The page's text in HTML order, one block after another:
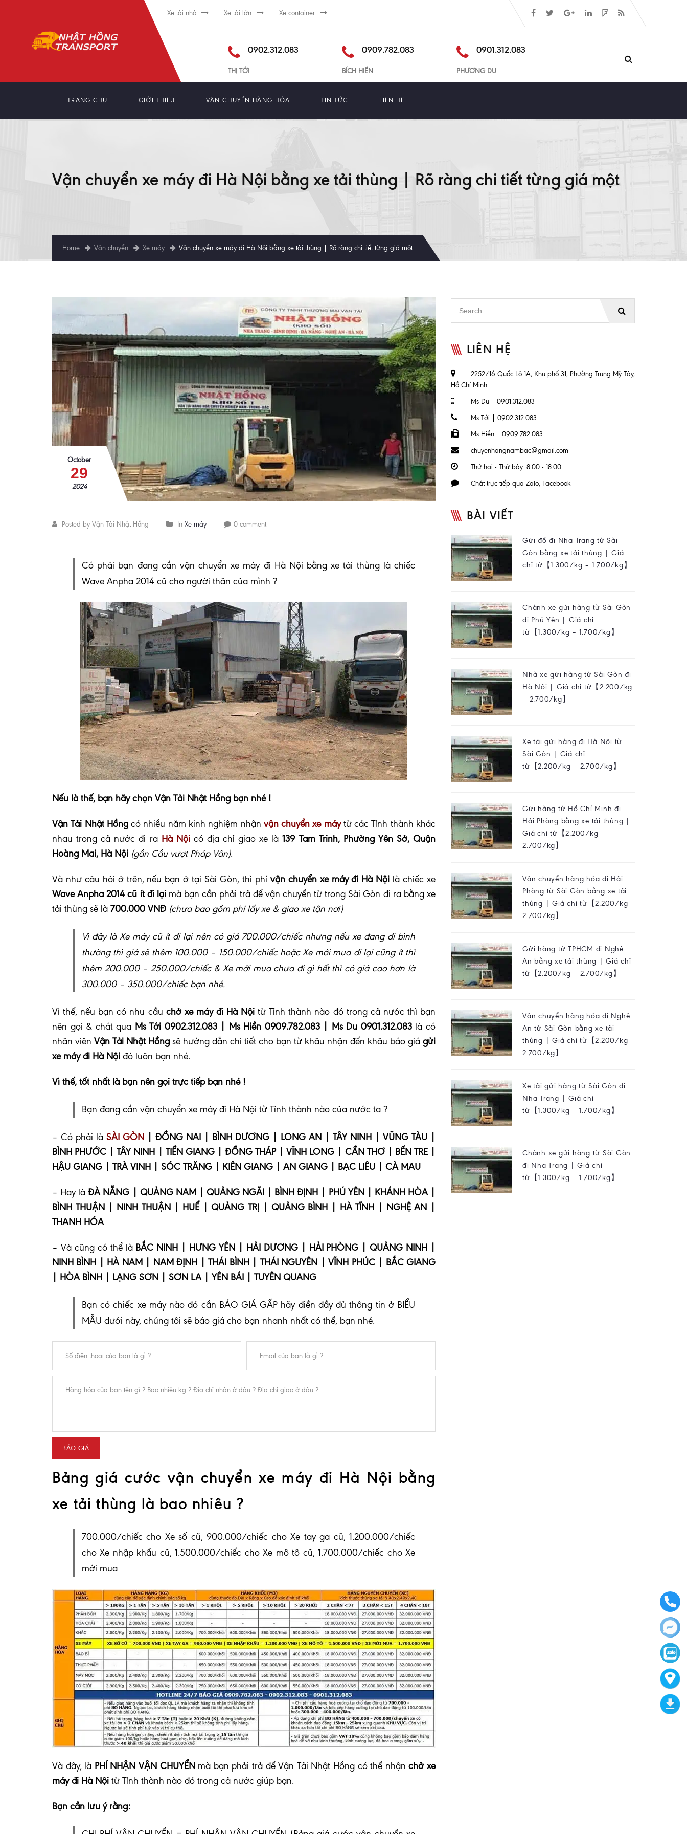
Xe tải nhỏ Xe tải lớn Xe container
0902.312.083
THỊ TỚI
0909.782.083
BÍCH HIỀN
0901.312.083
PHƯƠNG DU
TRANG CHỦ GIỚI THIỆU VẬN CHUYỂN HÀNG HÓA TIN TỨC LIÊN HỆ
Vận chuyển xe máy đi Hà Nội bằng xe tải thùng | Rõ ràng chi tiết từng giá một
Home Vận chuyển Xe máy Vận chuyển xe máy đi Hà Nội bằng xe tải thùng | Rõ ràng chi tiết từng giá một
October
29
2024
Posted by Vận Tải Nhật Hồng In Xe máy 0 comment
Có phải bạn đang cần vận chuyển xe máy đi Hà Nội bằng xe tải thùng là chiếc
Wave Anpha 2014 cũ cho người thân của mình ?
Nếu là thế, bạn hãy chọn Vận Tải Nhật Hồng bạn nhé !
Vận Tải Nhật Hồngcó nhiều năm kinh nghiệm nhận vận chuyển xe máytừ các Tỉnh thành khác
nhau trong cả nước đi ra Hà Nộicó địa chỉ giao xe là139 Tam Trinh, Phường Yên Sở, Quận
Hoàng Mai, Hà Nội (gần Cầu vượt Pháp Vân).
Và như câu hỏi ở trên, nếu bạn ở tại Sài Gòn, thì phí vận chuyển xe máy đi Hà Nội là chiếc xe
Wave Anpha 2014 cũ ít đi lạimà bạn cần phải trả để vận chuyển từ trong Sài Gòn đi ra bằng xe
tải thùng sẽ là 700.000 VNĐ (chưa bao gồm phí lấy xe & giao xe tận nơi)
Vì đây là Xe máy cũ ít đi lại nên có giá 700.000/chiếc nhưng nếu xe đang đi bình
thường thì giá sẽ thêm 100.000 – 150.000/chiếc hoặc Xe mới mua đi lại cũng ít thì
thêm 200.000 – 250.000/chiếc & Xe mới mua chưa đi gì hết thì có giá cao hơn là
300.000 – 350.000/chiếc bạn nhé.
Vì thế, nếu bạn có nhu cầu chở xe máy đi Hà Nội từ Tỉnh thành nào đó trong cả nước thì bạn
nên gọi & chát qua Ms Tới 0902.312.083 | Ms Hiền 0909.782.083 | Ms Du 0901.312.083 là có
nhân viên Vận Tải Nhật Hồng sẽ hướng dẫn chi tiết cho bạn từ khâu nhận đến khâu báo giá gửi
xe máy đi Hà Nội đó luôn bạn nhé.
Vì thế, tốt nhất là bạn nên gọi trực tiếp bạn nhé !
Bạn đang cần vận chuyển xe máy đi Hà Nội từ Tỉnh thành nào của nước ta ?
– Có phải là SÀI GÒN | ĐỒNG NAI | BÌNH DƯƠNG | LONG AN | TÂY NINH | VŨNG TÀU |
BÌNH PHƯỚC | TÂY NINH | TIỀN GIANG | ĐỒNG THÁP | VĨNH LONG | CẦN THƠ | BẾN TRE |
HẬU GIANG | TRÀ VINH | SÓC TRĂNG | KIÊN GIANG | AN GIANG | BẠC LIÊU | CÀ MAU
– Hay làĐÀ NẴNG | QUẢNG NAM | QUẢNG NGÃI | BÌNH ĐỊNH | PHÚ YÊN | KHÁNH HÒA |
BÌNH THUẬN | NINH THUẬN | HUẾ | QUẢNG TRỊ | QUẢNG BÌNH | HÀ TĨNH | NGHỆ AN |
THANH HÓA
– Và cũng có thể là BẮC NINH | HƯNG YÊN | HẢI DƯƠNG | HẢI PHÒNG | QUẢNG NINH |
NINH BÌNH | HÀ NAM | NAM ĐỊNH | THÁI BÌNH | THÁI NGUYÊN | VĨNH PHÚC | BẮC GIANG
| HÒA BÌNH | LẠNG SƠN | SƠN LA | YÊN BÁI | TUYÊN QUANG
Bạn có chiếc xe máy nào đó cần BÁO GIÁ GẤP hãy điền đầy đủ thông tin ở BIỂU
MẪU dưới này, chúng tôi sẽ báo giá cho bạn nhanh nhất có thể, bạn nhé.
Bảng giá cước vận chuyển xe máy đi Hà Nội bằng
xe tải thùng là bao nhiêu ?
700.000/chiếc cho Xe số cũ, 900.000/chiếc cho Xe tay ga cũ, 1.200.000/chiếc
cho Xe nhập khẩu cũ, 1.500.000/chiếc cho Xe mô tô cũ, 1.700.000/chiếc cho Xe
mới mua
Và đây, là PHÍ NHẬN VẬN CHUYỂN mà bạn phải trả để Vận Tải Nhật Hồng có thể nhậnchở xe
máy đi Hà Nội từ Tỉnh thành nào đó trong cả nước giúp bạn.
Bạn cần lưu ý rằng:
LIÊN HỆ
2252/16 Quốc Lộ 1A, Khu phố 31, Phường Trung Mỹ Tây,
Hồ Chí Minh.
Ms Du | 0901.312.083
Ms Tới | 0902.312.083
Ms Hiền | 0909.782.083
chuyenhangnambac@gmail.com
Thứ hai - Thứ bảy: 8:00 - 18:00
Chát trực tiếp qua Zalo, Facebook
BÀI VIẾT
Gửi đồ đi Nha Trang từ Sài
Gòn bằng xe tải thùng | Giá
chỉ từ【1.300/kg – 1.700/kg】
Chành xe gửi hàng từ Sài Gòn
đi Phú Yên | Giá chỉ
từ【1.300/kg – 1.700/kg】
Nhà xe gửi hàng từ Sài Gòn đi
Hà Nội | Giá chỉ từ【2.200/kg
– 2.700/kg】
Xe tải gửi hàng đi Hà Nội từ
Sài Gòn | Giá chỉ
từ【2.200/kg – 2.700/kg】
Gửi hàng từ Hồ Chí Minh đi
Hải Phòng bằng xe tải thùng |
Giá chỉ từ【2.200/kg –
2.700/kg】
Vận chuyển hàng hóa đi Hải
Phòng từ Sài Gòn bằng xe tải
thùng | Giá chỉ từ【2.200/kg –
2.700/kg】
Gửi hàng từ TPHCM đi Nghệ
An bằng xe tải thùng | Giá chỉ
từ【2.200/kg – 2.700/kg】
Vận chuyển hàng hóa đi Nghệ
An từ Sài Gòn bằng xe tải
thùng | Giá chỉ từ【2.200/kg –
2.700/kg】
Xe tải gửi hàng từ Sài Gòn đi
Nha Trang | Giá chỉ
từ【1.300/kg – 1.700/kg】
Chành xe gửi hàng từ Sài Gòn
đi Nha Trang | Giá chỉ
từ【1.300/kg – 1.700/kg】